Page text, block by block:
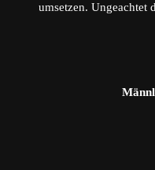
umsetzen. Ungeachtet